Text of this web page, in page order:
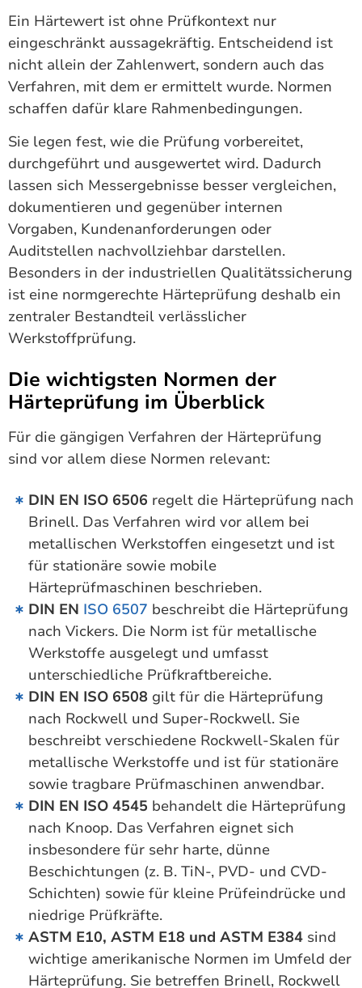
Ein Härtewert ist ohne Prüfkontext nur
eingeschränkt aussagekräftig. Entscheidend ist
nicht allein der Zahlenwert, sondern auch das
Verfahren, mit dem er ermittelt wurde. Normen
schaffen dafür klare Rahmenbedingungen.
Sie legen fest, wie die Prüfung vorbereitet,
durchgeführt und ausgewertet wird. Dadurch
lassen sich Messergebnisse besser vergleichen,
dokumentieren und gegenüber internen
Vorgaben, Kundenanforderungen oder
Auditstellen nachvollziehbar darstellen.
Besonders in der industriellen Qualitätssicherung
ist eine normgerechte Härteprüfung deshalb ein
zentraler Bestandteil verlässlicher
Werkstoffprüfung.
Die wichtigsten Normen der
Härteprüfung im Überblick
Für die gängigen Verfahren der Härteprüfung
sind vor allem diese Normen relevant:
DIN EN ISO 6506 regelt die Härteprüfung nach
Brinell. Das Verfahren wird vor allem bei
metallischen Werkstoffen eingesetzt und ist
für stationäre sowie mobile
Härteprüfmaschinen beschrieben.
DIN EN ISO 6507 beschreibt die Härteprüfung
nach Vickers. Die Norm ist für metallische
Werkstoffe ausgelegt und umfasst
unterschiedliche Prüfkraftbereiche.
DIN EN ISO 6508 gilt für die Härteprüfung
nach Rockwell und Super-Rockwell. Sie
beschreibt verschiedene Rockwell-Skalen für
metallische Werkstoffe und ist für stationäre
sowie tragbare Prüfmaschinen anwendbar.
DIN EN ISO 4545 behandelt die Härteprüfung
nach Knoop. Das Verfahren eignet sich
insbesondere für sehr harte, dünne
Beschichtungen (z. B. TiN-, PVD- und CVD-
Schichten) sowie für kleine Prüfeindrücke und
niedrige Prüfkräfte.
ASTM E10, ASTM E18 und ASTM E384 sind
wichtige amerikanische Normen im Umfeld der
Härteprüfung. Sie betreffen Brinell, Rockwell